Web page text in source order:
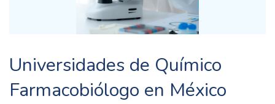
Universidades de Químico
Farmacobiólogo en México